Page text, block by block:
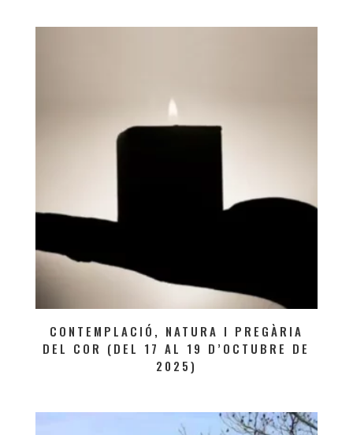
CONTEMPLACIÓ, NATURA I PREGÀRIA
DEL COR (DEL 17 AL 19 D’OCTUBRE DE
2025)